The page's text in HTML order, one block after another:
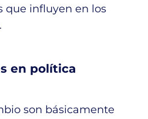
que influyen en los
en política
son básicamente